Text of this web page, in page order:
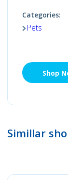
Categories:
Pets
Shop
Simillar